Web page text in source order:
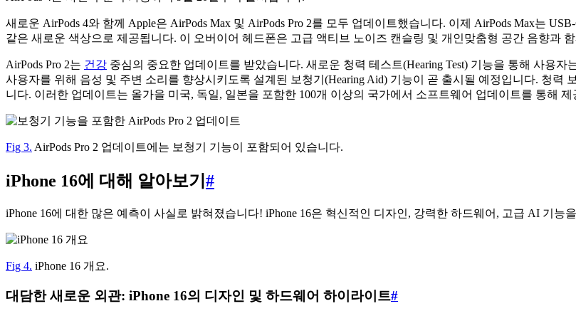
새로운 AirPods 4와 함께 Apple은 AirPods Max 및 AirPods Pro 2를 모두 업데이트했습니다. 이제 AirPods Max는
같은 새로운 색상으로 제공됩니다. 이 오버이어 헤드폰은 고급 액티브 노이즈 캔슬링 및 개인맞춤형 공간 음향과
AirPods Pro 2는 건강 중심의 중요한 업데이트를 받았습니다. 새로운 청력 테스트(Hearing Test) 기능을 통해 사용자
사용자를 위해 음성 및 주변 소리를 향상시키도록 설계된 보청기(Hearing Aid) 기능이 곧 출시될 예정입니다. 청력
니다. 이러한 업데이트는 올가을 미국, 독일, 일본을 포함한 100개 이상의 국가에서 소프트웨어 업데이트를 통해
Fig 3. AirPods Pro 2 업데이트에는 보청기 기능이 포함되어 있습니다.
iPhone 16에 대해 알아보기 #
iPhone 16에 대한 많은 예측이 사실로 밝혀졌습니다! iPhone 16은 혁신적인 디자인, 강력한 하드웨어, 고급 AI 기
Fig 4. iPhone 16 개요.
대담한 새로운 외관: iPhone 16의 디자인 및 하드웨어 하이라이트#